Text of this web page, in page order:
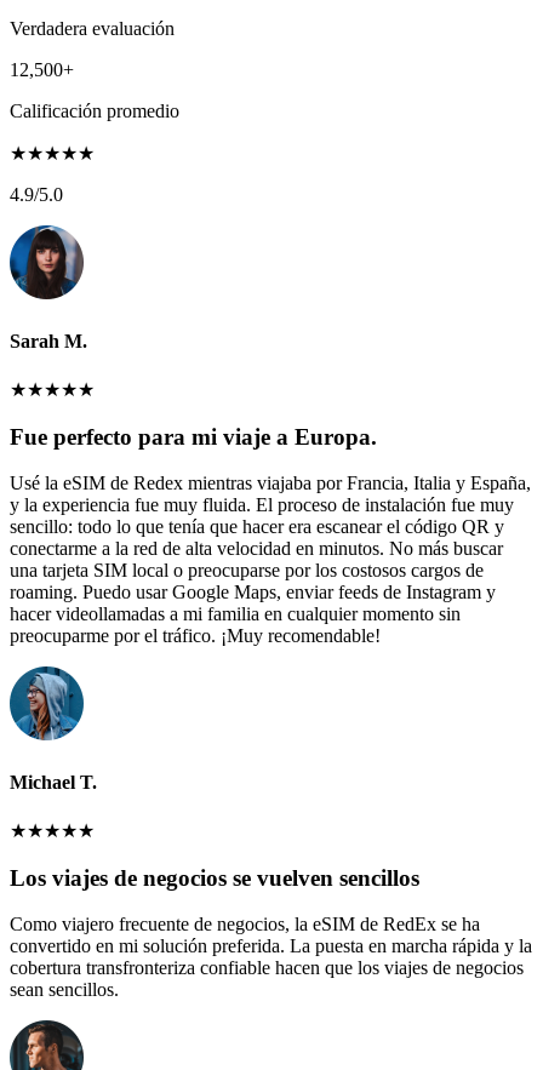
Verdadera evaluación
12,500+
Calificación promedio
★★★★★
4.9/5.0
Sarah M.
★★★★★
Fue perfecto para mi viaje a Europa.
Usé la eSIM de Redex mientras viajaba por Francia, Italia y España,
y la experiencia fue muy fluida. El proceso de instalación fue muy
sencillo: todo lo que tenía que hacer era escanear el código QR y
conectarme a la red de alta velocidad en minutos. No más buscar
una tarjeta SIM local o preocuparse por los costosos cargos de
roaming. Puedo usar Google Maps, enviar feeds de Instagram y
hacer videollamadas a mi familia en cualquier momento sin
preocuparme por el tráfico. ¡Muy recomendable!
Michael T.
★★★★★
Los viajes de negocios se vuelven sencillos
Como viajero frecuente de negocios, la eSIM de RedEx se ha
convertido en mi solución preferida. La puesta en marcha rápida y la
cobertura transfronteriza confiable hacen que los viajes de negocios
sean sencillos.